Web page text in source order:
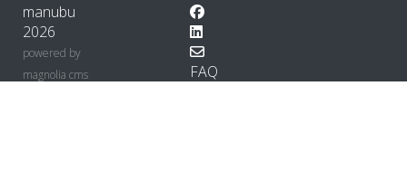
manubu
2026
powered by
magnolia cms
FAQ